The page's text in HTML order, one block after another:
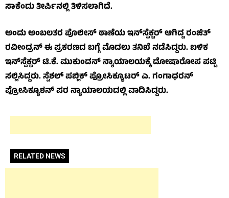
ಸಾಕೆಂದು ತೀರ್ಪಿನಲ್ಲಿ ತಿಳಿಸಲಾಗಿದೆ.
ಅಂದು ಅಂಬಲತರ ಪೊಲೀಸ್ ಠಾಣೆಯ ಇನ್‌ಸ್ಪೆಕ್ಟರ್ ಆಗಿದ್ದ ರಂಜಿತ್
ರವೀಂದ್ರನ್ ಈ ಪ್ರಕರಣದ ಬಗ್ಗೆ ಮೊದಲು ತನಿಖೆ ನಡೆಸಿದ್ದರು. ಬಳಿಕ
ಇನ್‌ಸ್ಪೆಕ್ಟರ್ ಟಿ.ಕೆ. ಮುಕುಂದನ್ ನ್ಯಾಯಾಲಯಕ್ಕೆ ದೋಷಾರೋಪ ಪಟ್ಟಿ
ಸಲ್ಲಿಸಿದ್ದರು. ಸ್ಪೆಶಲ್ ಪಬ್ಲಿಕ್ ಪ್ರೋಸಿಕ್ಯೂಟರ್ ಎ. ಗಂಗಾಧರನ್
ಪ್ರೋಸಿಕ್ಯೂಶನ್ ಪರ ನ್ಯಾಯಾಲಯದಲ್ಲಿ ವಾದಿಸಿದ್ದರು.
RELATED NEWS